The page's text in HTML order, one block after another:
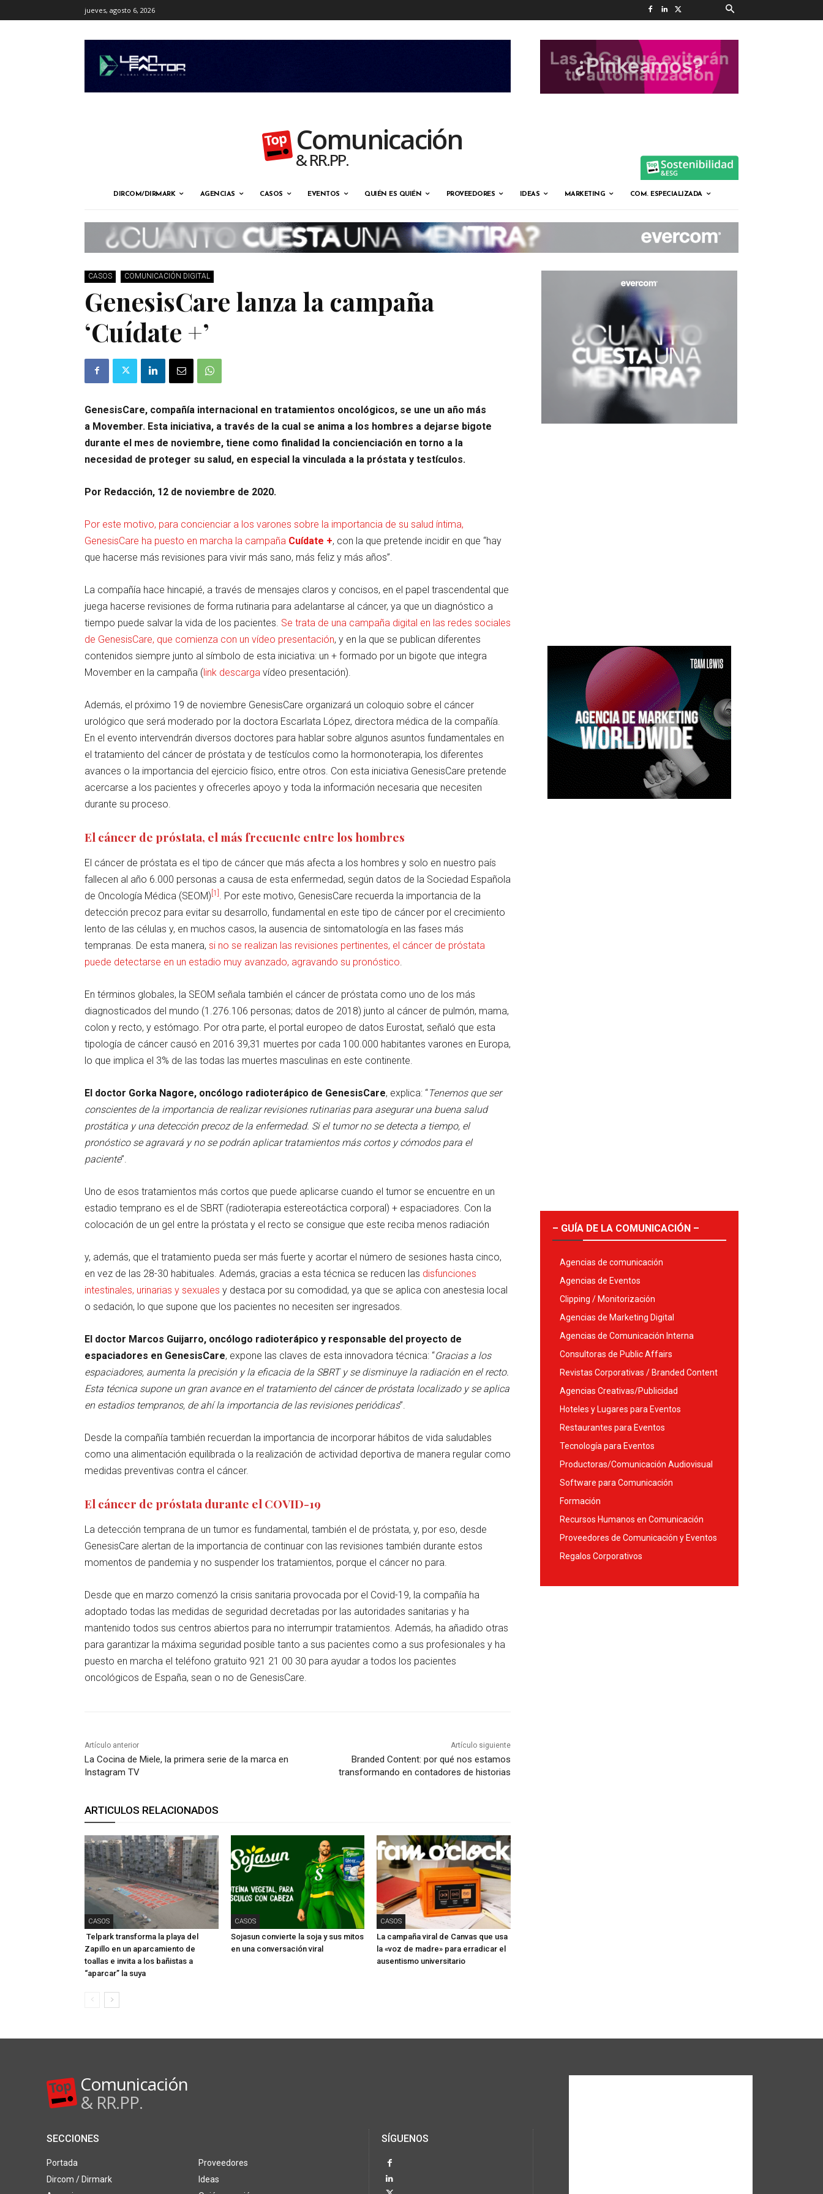
jueves, agosto 6, 2026
Comunicación
& RR.PP.
DIRCOM/DIRMARK AGENCIAS CASOS EVENTOS QUIÉN ES QUIÉN PROVEEDORES IDEAS MARKETING COM. ESPECIALIZADA
CASOS COMUNICACIÓN DIGITAL
GenesisCare lanza la campaña
‘Cuídate +’
GenesisCare, compañía internacional en tratamientos oncológicos, se une un año más
a Movember. Esta iniciativa, a través de la cual se anima a los hombres a dejarse bigote
durante el mes de noviembre, tiene como finalidad la concienciación en torno a la
necesidad de proteger su salud, en especial la vinculada a la próstata y testículos.
Por Redacción, 12 de noviembre de 2020.
Por este motivo, para concienciar a los varones sobre la importancia de su salud íntima,
GenesisCare ha puesto en marcha la campaña Cuídate +, con la que pretende incidir en que “hay
que hacerse más revisiones para vivir más sano, más feliz y más años”.
La compañía hace hincapié, a través de mensajes claros y concisos, en el papel trascendental que
juega hacerse revisiones de forma rutinaria para adelantarse al cáncer, ya que un diagnóstico a
tiempo puede salvar la vida de los pacientes. Se trata de una campaña digital en las redes sociales
de GenesisCare, que comienza con un vídeo presentación, y en la que se publican diferentes
contenidos siempre junto al símbolo de esta iniciativa: un + formado por un bigote que integra
Movember en la campaña (link descarga vídeo presentación).
Además, el próximo 19 de noviembre GenesisCare organizará un coloquio sobre el cáncer
urológico que será moderado por la doctora Escarlata López, directora médica de la compañía.
En el evento intervendrán diversos doctores para hablar sobre algunos asuntos fundamentales en
el tratamiento del cáncer de próstata y de testículos como la hormonoterapia, los diferentes
avances o la importancia del ejercicio físico, entre otros. Con esta iniciativa GenesisCare pretende
acercarse a los pacientes y ofrecerles apoyo y toda la información necesaria que necesiten
durante su proceso.
El cáncer de próstata, el más frecuente entre los hombres
El cáncer de próstata es el tipo de cáncer que más afecta a los hombres y solo en nuestro país
fallecen al año 6.000 personas a causa de esta enfermedad, según datos de la Sociedad Española
de Oncología Médica (SEOM) [1]
. Por este motivo, GenesisCare recuerda la importancia de la
detección precoz para evitar su desarrollo, fundamental en este tipo de cáncer por el crecimiento
lento de las células y, en muchos casos, la ausencia de sintomatología en las fases más
tempranas. De esta manera, si no se realizan las revisiones pertinentes, el cáncer de próstata
puede detectarse en un estadio muy avanzado, agravando su pronóstico
En términos globales, la SEOM señala también el cáncer de próstata como uno de los más
diagnosticados del mundo (1.276.106 personas; datos de 2018) junto al cáncer de pulmón, mama,
colon y recto, y estómago. Por otra parte, el portal europeo de datos Eurostat, señaló que esta
tipología de cáncer causó en 2016 39,31 muertes por cada 100.000 habitantes varones en Europa,
lo que implica el 3% de las todas las muertes masculinas en este continente.
El doctor Gorka Nagore, oncólogo radioterápico de GenesisCare, explica: “Tenemos que ser
conscientes de la importancia de realizar revisiones rutinarias para asegurar una buena salud
prostática y una detección precoz de la enfermedad. Si el tumor no se detecta a tiempo, el
pronóstico se agravará y no se podrán aplicar tratamientos más cortos y cómodos para el
paciente”.
Uno de esos tratamientos más cortos que puede aplicarse cuando el tumor se encuentre en un
estadio temprano es el de SBRT (radioterapia estereotáctica corporal) + espaciadores. Con la
colocación de un gel entre la próstata y el recto se consigue que este reciba menos radiación
y, además, que el tratamiento pueda ser más fuerte y acortar el número de sesiones hasta cinco,
en vez de las 28-30 habituales. Además, gracias a esta técnica se reducen las disfunciones
intestinales, urinarias y sexuales y destaca por su comodidad, ya que se aplica con anestesia local
o sedación, lo que supone que los pacientes no necesiten ser ingresados.
El doctor Marcos Guijarro, oncólogo radioterápico y responsable del proyecto de
espaciadores en GenesisCare, expone las claves de esta innovadora técnica: “Gracias a los
espaciadores, aumenta la precisión y la eficacia de la SBRT y se disminuye la radiación en el recto.
Esta técnica supone un gran avance en el tratamiento del cáncer de próstata localizado y se aplica
en estadios tempranos, de ahí la importancia de las revisiones periódicas”.
Desde la compañía también recuerdan la importancia de incorporar hábitos de vida saludables
como una alimentación equilibrada o la realización de actividad deportiva de manera regular como
medidas preventivas contra el cáncer.
El cáncer de próstata durante el COVID-19
La detección temprana de un tumor es fundamental, también el de próstata, y, por eso, desde
GenesisCare alertan de la importancia de continuar con las revisiones también durante estos
momentos de pandemia y no suspender los tratamientos, porque el cáncer no para.
Desde que en marzo comenzó la crisis sanitaria provocada por el Covid-19, la compañía ha
adoptado todas las medidas de seguridad decretadas por las autoridades sanitarias y ha
mantenido todos sus centros abiertos para no interrumpir tratamientos. Además, ha añadido otras
para garantizar la máxima seguridad posible tanto a sus pacientes como a sus profesionales y ha
puesto en marcha el teléfono gratuito 921 21 00 30 para ayudar a todos los pacientes
oncológicos de España, sean o no de GenesisCare.
Artículo anterior
La Cocina de Miele, la primera serie de la marca en
Instagram TV
Artículo siguiente
Branded Content: por qué nos estamos
transformando en contadores de historias
ARTICULOS RELACIONADOS
CASOS
Telpark transforma la playa del
Zapillo en un aparcamiento de
toallas e invita a los bañistas a
“aparcar” la suya
CASOS
Sojasun convierte la soja y sus mitos
en una conversación viral
CASOS
La campaña viral de Canvas que usa
la «voz de madre» para erradicar el
ausentismo universitario
– GUÍA DE LA COMUNICACIÓN –
Agencias de comunicación
Agencias de Eventos
Clipping / Monitorización
Agencias de Marketing Digital
Agencias de Comunicación Interna
Consultoras de Public Affairs
Revistas Corporativas / Branded Content
Agencias Creativas/Publicidad
Hoteles y Lugares para Eventos
Restaurantes para Eventos
Tecnología para Eventos
Productoras/Comunicación Audiovisual
Software para Comunicación
Formación
Recursos Humanos en Comunicación
Proveedores de Comunicación y Eventos
Regalos Corporativos
Comunicación
& RR.PP.
SECCIONES
Portada
Dircom / Dirmark
Proveedores
Ideas
SÍGUENOS